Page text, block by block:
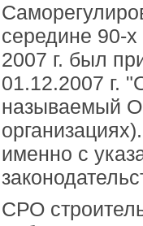
середине 90-
2007 г. был
01.12.2007 г.
называемый
именно с
СРО